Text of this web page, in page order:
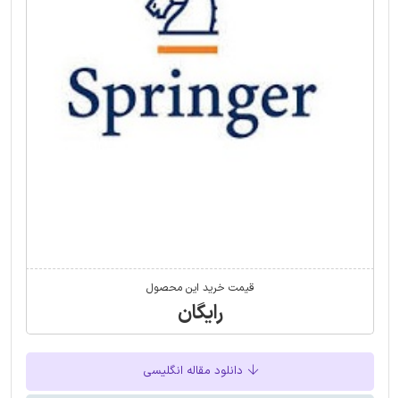
قیمت خرید این محصول
رایگان
دانلود مقاله انگلیسی